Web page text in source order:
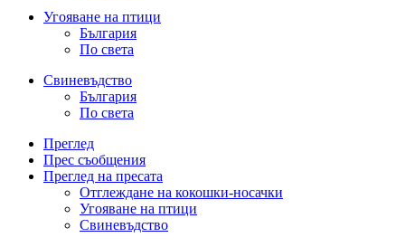
Угояване на птици
България
По света
Свиневъдство
България
По света
Преглед
Прес съобщения
Преглед на пресата
Отглеждане на кокошки-носачки
Угояване на птици
Свиневъдство